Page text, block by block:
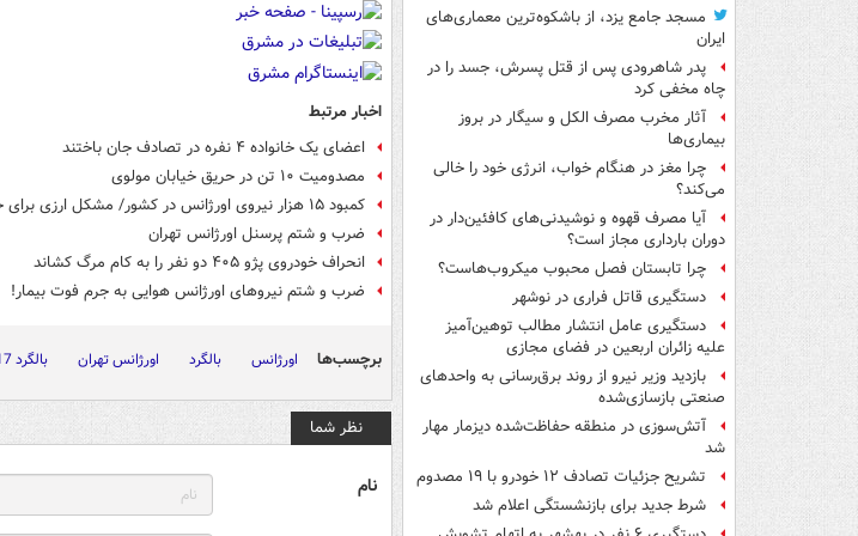
مسجد جامع یزد، از باشکوه‌ترین معماری‌های
ایران
پدر شاهرودی پس از قتل پسرش، جسد را در
چاه مخفی کرد
آثار مخرب مصرف الکل و سیگار در بروز
بیماری‌ها
چرا مغز در هنگام خواب، انرژی خود را خالی
می‌کند؟
آیا مصرف قهوه و نوشیدنی‌های کافئین‌دار در
دوران بارداری مجاز است؟
چرا تابستان فصل محبوب میکروب‌هاست؟
دستگیری قاتل فراری در نوشهر
دستگیری عامل انتشار مطالب توهین‌آمیز
علیه زائران اربعین در فضای مجازی
بازدید وزیر نیرو از روند برق‌رسانی به واحدهای
صنعتی بازسازی‌شده
آتش‌سوزی در منطقه حفاظت‌شده دیزمار مهار
شد
تشریح جزئیات تصادف ۱۲ خودرو با ۱۹ مصدوم
شرط جدید برای بازنشستگی اعلام شد
اخبار مرتبط
اعضای یک خانواده ۴ نفره در تصادف جان باختند
مصدومیت ۱۰ تن در حریق خیابان مولوی
کمبود ۱۵ هزار نیروی اورژانس در کشور/ مشکل ارزی برای خرید آمبولانس
ضرب و شتم پرسنل اورژانس تهران
انحراف خودروی پژو ۴۰۵ دو نفر را به کام مرگ کشاند
ضرب و شتم نیروهای اورژانس هوایی به جرم فوت بیمار!
برچسب‌ها اورژانس بالگرد اورژانس تهران بالگرد BK117
نظر شما
نام